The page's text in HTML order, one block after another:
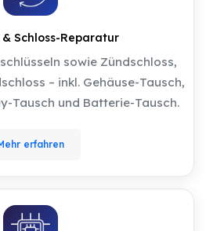
& Schloss-Reparatur
sowie Zündschloss,
– inkl. Gehäuse-Tausch,
Tausch und Batterie-Tausch.
erfahren